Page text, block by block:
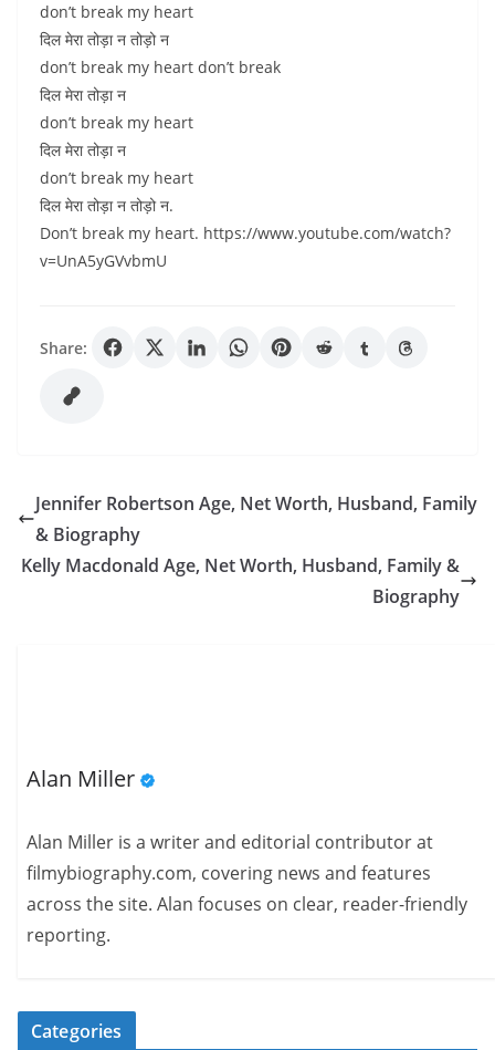
don’t break my heart
दिल मेरा तोड़ा न तोड़ो न
don’t break my heart don’t break
दिल मेरा तोड़ा न
don’t break my heart
दिल मेरा तोड़ा न
don’t break my heart
दिल मेरा तोड़ा न तोड़ो न.
Don’t break my heart. https://www.youtube.com/watch?
v=UnA5yGVvbmU
Share:
Jennifer Robertson Age, Net Worth, Husband, Family
& Biography
Kelly Macdonald Age, Net Worth, Husband, Family &
Biography
Alan Miller
Alan Miller is a writer and editorial contributor at
filmybiography.com, covering news and features
across the site. Alan focuses on clear, reader-friendly
reporting.
Categories